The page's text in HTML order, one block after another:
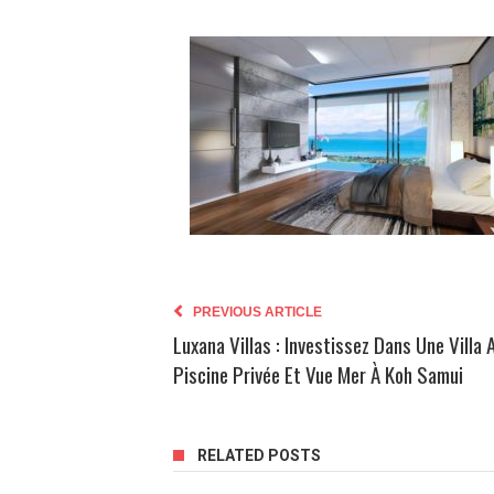
PREVIOUS ARTICLE
Luxana Villas : Investissez Dans Une Villa
Piscine Privée Et Vue Mer À Koh Samui
RELATED POSTS